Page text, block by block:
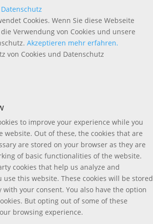
Datenschutz
Cookies. Wenn Sie diese Webseite
Verwendung von Cookies und unsere
Akzeptieren mehr erfahren.
von Cookies und Datenschutz
to improve your experience while you
website. Out of these, the cookies that are
are stored on your browser as they are
of basic functionalities of the website.
cookies that help us analyze and
this website. These cookies will be stored
your consent. You also have the option
But opting out of some of these
browsing experience.